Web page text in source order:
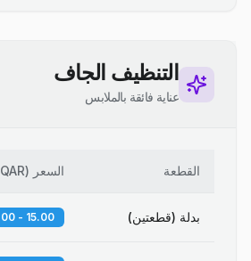
التنظيف الجاف
عناية فائقة بالملابس
القطعة السعر (
QAR
بدلة (قطعتين) 15.00 - 20.00 QR